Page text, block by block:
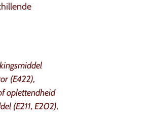
(E422),
oplettendheid
(E211, E202),